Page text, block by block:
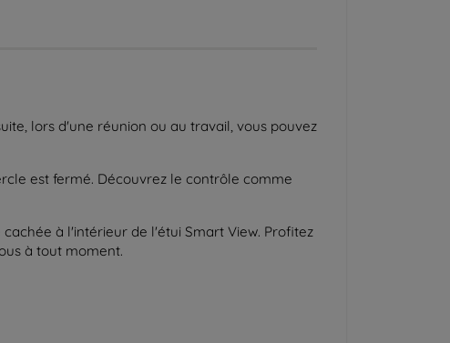
lors d'une réunion ou au travail, vous pouvez
est fermé. Découvrez le contrôle comme
à l'intérieur de l'étui Smart View. Profitez
à tout moment.